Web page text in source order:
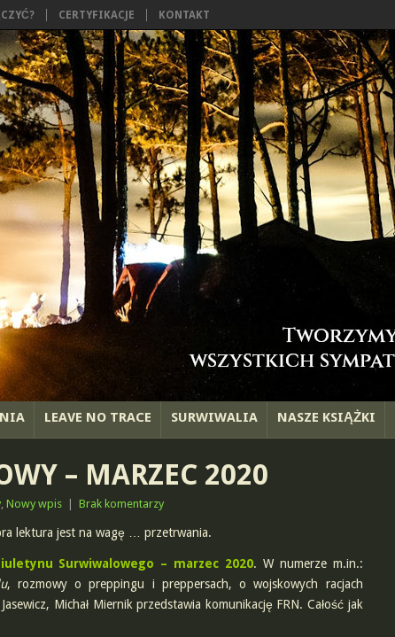
CERTYFIKACJE KONTAKT
LEAVE NO TRACE SURWIWALIA NASZE KSIĄŻKI
– MARZEC 2020
, Nowy wpis Brak komentarzy
lektura jest na wagę … przetrwania.
Surwiwalowego – marzec 2020. W numerze m.in.:
, rozmowy o preppingu i preppersach, o wojskowych racjach
Michał Miernik przedstawia komunikację FRN. Całość jak